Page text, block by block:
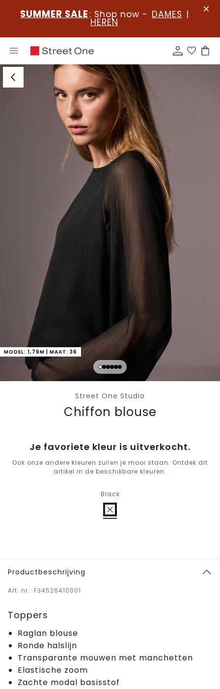
SUMMER SALE : Shop now - DAMES |
HEREN
MODEL: 1,79M | MAAT: 36
Street One Studio
Chiffon blouse
Je favoriete kleur is uitverkocht.
Ook onze andere kleuren zullen je mooi staan. Ontdek dit
artikel in de beschikbare kleuren.
Black
Productbeschrijving
Art. nr.: F34526410001
Toppers
Raglan blouse
Ronde halslijn
Transparante mouwen met manchetten
Elastische zoom
Zachte modal basisstof